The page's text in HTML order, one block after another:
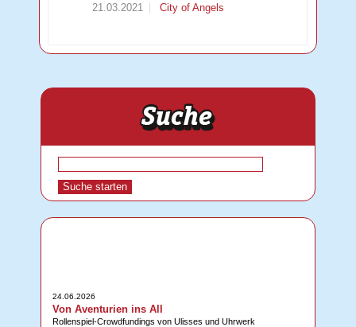
21.03.2021
City of Angels
24.06.2026
Von Aventurien ins All
Rollenspiel-Crowdfundings von Ulisses und Uhrwerk